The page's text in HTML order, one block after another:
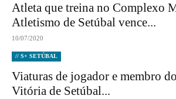
Atleta que treina no Complexo
Atletismo de Setúbal vence...
10/07/2020
// S+ SETÚBAL
Viaturas de jogador e membro
Vitória de Setúbal...